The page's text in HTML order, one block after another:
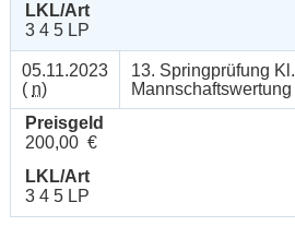
LKL/Art
3 4 5 LP
05.11.2023
( n)
13. Springprüfung
Mannschaftswertung
Preisgeld
200,00 €
LKL/Art
3 4 5 LP